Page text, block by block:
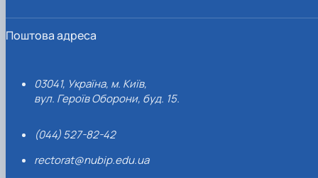
Поштова адреса
03041, Україна, м. Київ,
вул. Героїв Оборони, буд. 15.
(044) 527-82-42
rectorat@nubip.edu.ua